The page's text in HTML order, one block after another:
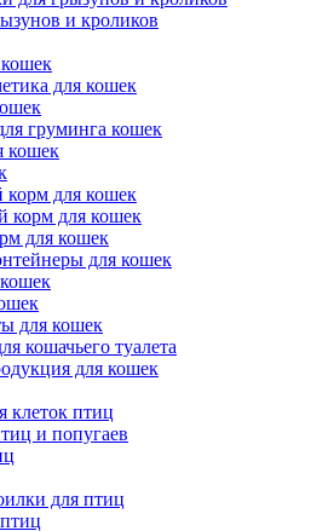
и кроликов
для кошек
груминга кошек
кошек
для кошек
корм для кошек
для кошек
для кошек
для кошек
кошачьего туалета
для кошек
клеток птиц
и попугаев
для птиц